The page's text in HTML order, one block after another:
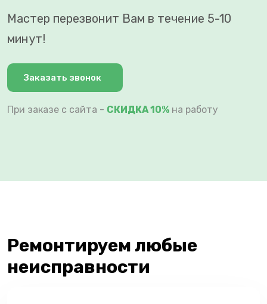
Мастер перезвонит Вам в течение 5-10
минут!
Заказать звонок
При заказе с сайта - СКИДКА 10% на работу
Ремонтируем любые
неисправности